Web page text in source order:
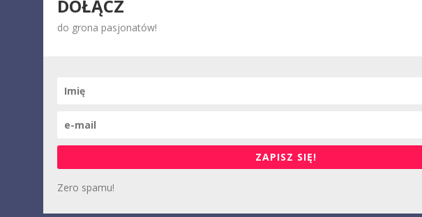
DOŁĄCZ
do grona pasjonatów!
ZAPISZ SIĘ!
Zero spamu!